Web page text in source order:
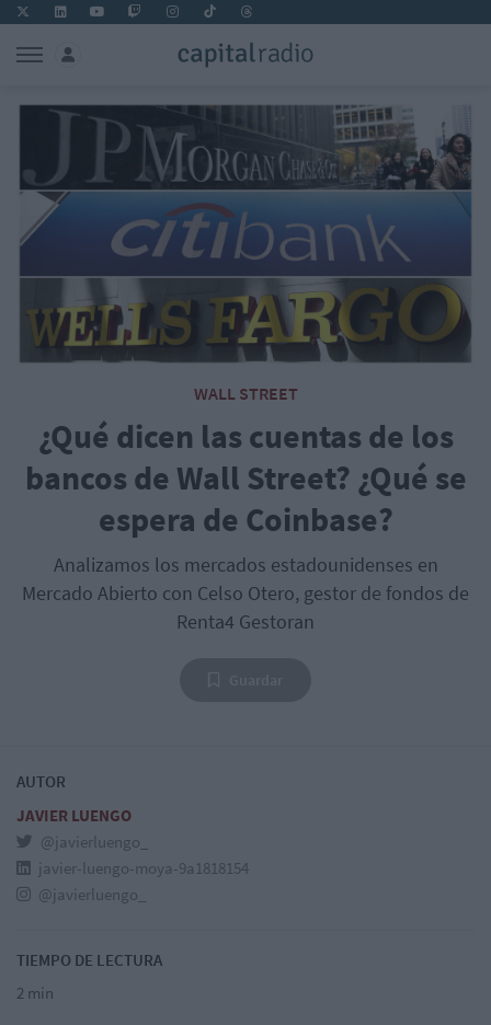
WALL STREET
¿Qué dicen las cuentas de los
bancos de Wall Street? ¿Qué se
espera de Coinbase?
Analizamos los mercados estadounidenses en
Mercado Abierto con Celso Otero, gestor de fondos de
Renta4 Gestoran
AUTOR
JAVIER LUENGO
@javierluengo_
javier-luengo-moya-9a1818154
@javierluengo_
TIEMPO DE LECTURA
2 min